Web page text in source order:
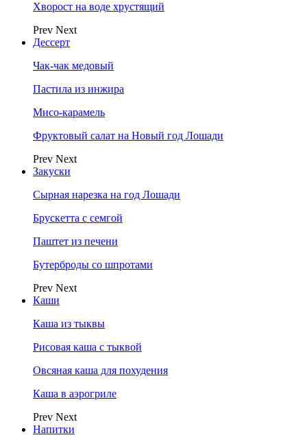
Хворост на воде хрустящий
Prev Next
Дессерт
Чак-чак медовый
Пастила из инжира
Мисо-карамель
Фруктовый салат на Новый год Лошади
Prev Next
Закуски
Сырная нарезка на год Лошади
Брускетта с семгой
Паштет из печени
Бутерброды со шпротами
Prev Next
Каши
Каша из тыквы
Рисовая каша с тыквой
Овсяная каша для похудения
Каша в аэрогриле
Prev Next
Напитки